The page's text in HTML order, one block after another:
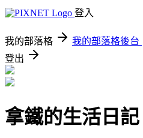
登入
我的部落格 我的部落格後台
登出
拿鐵的生活日記